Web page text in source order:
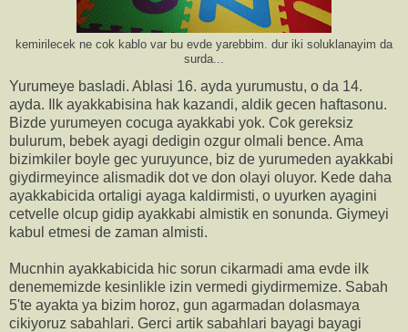
kemirilecek ne cok kablo var bu evde yarebbim. dur iki soluklanayim da
surda...
Yurumeye basladi. Ablasi 16. ayda yurumustu, o da 14.
ayda. Ilk ayakkabisina hak kazandi, aldik gecen haftasonu.
Bizde yurumeyen cocuga ayakkabi yok. Cok gereksiz
bulurum, bebek ayagi dedigin ozgur olmali bence. Ama
bizimkiler boyle gec yuruyunce, biz de yurumeden ayakkabi
giydirmeyince alismadik dot ve don olayi oluyor. Kede daha
ayakkabicida ortaligi ayaga kaldirmisti, o uyurken ayagini
cetvelle olcup gidip ayakkabi almistik en sonunda. Giymeyi
kabul etmesi de zaman almisti.
Mucnhin ayakkabicida hic sorun cikarmadi ama evde ilk
denememizde kesinlikle izin vermedi giydirmemize. Sabah
5'te ayakta ya bizim horoz, gun agarmadan dolasmaya
cikiyoruz sabahlari. Gerci artik sabahlari bayagi bayagi